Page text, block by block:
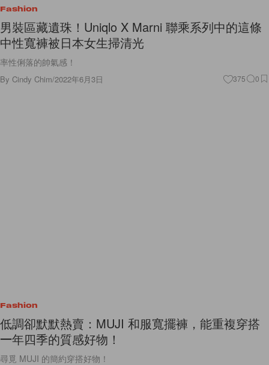
Fashion
男裝區藏遺珠！Uniqlo X Marni 聯乘系列中的這條
中性寬褲被日本女生掃清光
率性俐落的帥氣感！
By Cindy Chim/2022年6月3日 375 0
Fashion
低調卻默默熱賣：MUJI 和服寬擺褲，能重複穿搭
一年四季的質感好物！
尋覓 MUJI 的簡約穿搭好物！